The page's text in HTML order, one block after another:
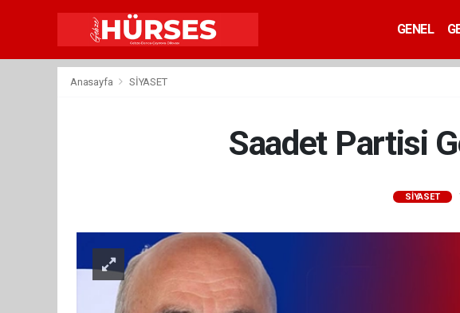
GENEL
Anasayfa SİYASET
Saadet Partisi
SİYASET